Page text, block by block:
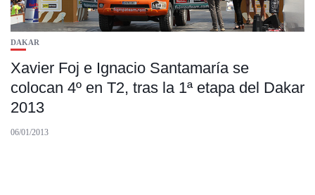
DAKAR
Xavier Foj e Ignacio Santamaría se
colocan 4º en T2, tras la 1ª etapa del Dakar
2013
06/01/2013